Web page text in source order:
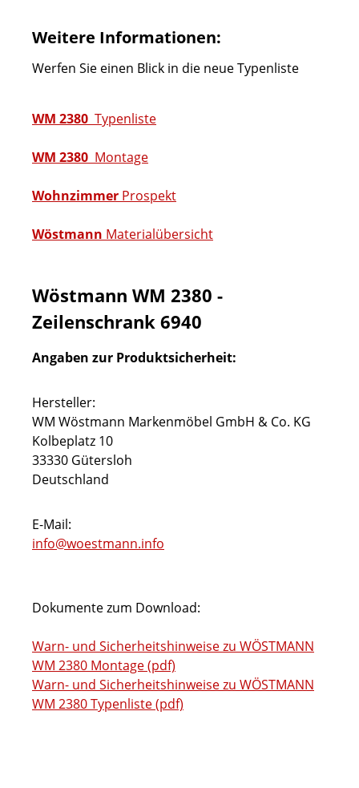
Weitere Informationen:
Werfen Sie einen Blick in die neue Typenliste
WM 2380 Typenliste
WM 2380 Montage
Wohnzimmer Prospekt
Wöstmann Materialübersicht
Wöstmann WM 2380 -
Zeilenschrank 6940
Angaben zur Produktsicherheit:
Hersteller:
WM Wöstmann Markenmöbel GmbH & Co. KG
Kolbeplatz 10
33330 Gütersloh
Deutschland
E-Mail:
info@woestmann.info
Dokumente zum Download:
Warn- und Sicherheitshinweise zu WÖSTMANN
WM 2380 Montage (pdf)
Warn- und Sicherheitshinweise zu WÖSTMANN
WM 2380 Typenliste (pdf)